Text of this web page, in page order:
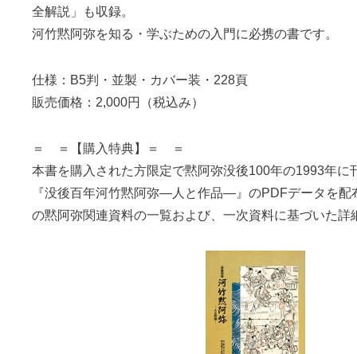
全解説」も収録。
河竹黙阿弥を知る・学ぶための入門に必携の書です。
仕様：B5判・並製・カバー装・228頁
販売価格：2,000円（税込み）
＝ ＝【購入特典】＝ ＝
本書を購入された方限定で黙阿弥没後100年の1993年に
『没後百年河竹黙阿弥―人と作品―』のPDFデータを配
の黙阿弥関連資料の一覧および、一次資料に基づいた詳